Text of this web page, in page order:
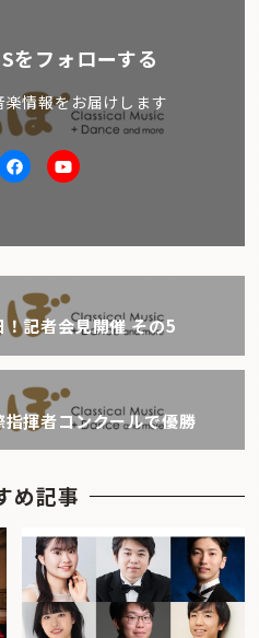
をフォローする
情報をお届けします
facebookYoutube
記者会見開催 その5
揮者コンクールで優勝
め記事